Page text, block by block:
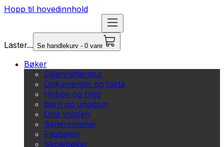
Hopp til hovedinnhold
Laster... Se handlekurv - 0 vare
Bøker
Skjønnlitteratur
Dokumentar og fakta
Hobby og fritid
Barn og ungdom
Ung voksen
Serieromaner
Fagbøker
Skolebøker